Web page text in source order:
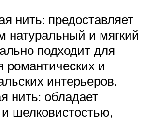
нить: предоставляет
натуральный и мягкий
подходит для
романтических и
интерьеров.
нить: обладает
шелковистостью,